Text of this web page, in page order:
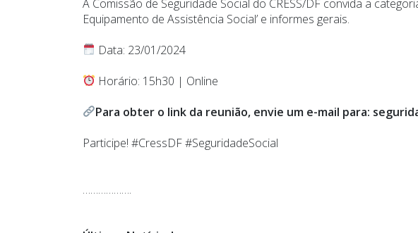
A Comissão de Seguridade Social do CRESS/DF convida a
Equipamento de Assistência Social’ e informes gerais.
Data: 23/01/2024
Horário: 15h30 | Online
Para obter o link da reunião, envie um e-mail para:
Participe! #CressDF #SeguridadeSocial
……………….